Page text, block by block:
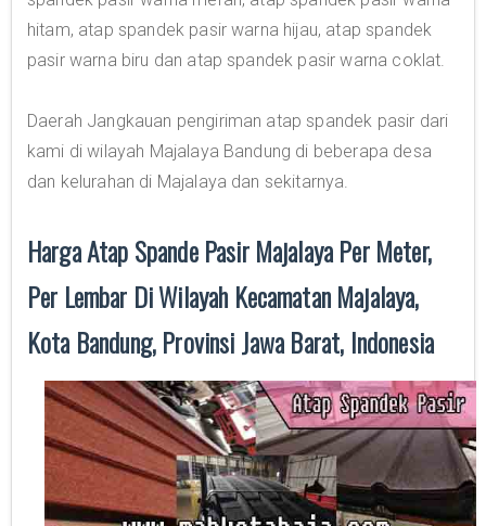
hitam, atap spandek pasir warna hijau, atap spandek
pasir warna biru dan atap spandek pasir warna coklat.
Daerah Jangkauan pengiriman atap spandek pasir dari
kami di wilayah Majalaya Bandung di beberapa desa
dan kelurahan di Majalaya dan sekitarnya.
Harga Atap Spande Pasir Majalaya Per Meter,
Per Lembar Di Wilayah Kecamatan Majalaya,
Kota Bandung, Provinsi Jawa Barat, Indonesia